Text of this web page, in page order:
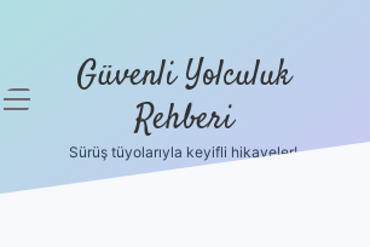
menüyü Güvenli Yolculuk
Rehberi
Sürüş tüyolarıyla keyifli hikayeler!